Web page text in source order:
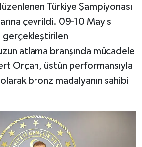
Türkiye Şampiyonası
çevrildi. 09-10 Mayıs
atlama branşında mücadele
Orçan, üstün performansıyla
bronz madalyanın sahibi